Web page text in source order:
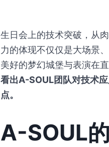
生日会上的技术突破，从
力的体现不仅仅是大场景
美好的梦幻城堡与表演在直
看出A-SOUL团队对技术
点。
A-SOUL